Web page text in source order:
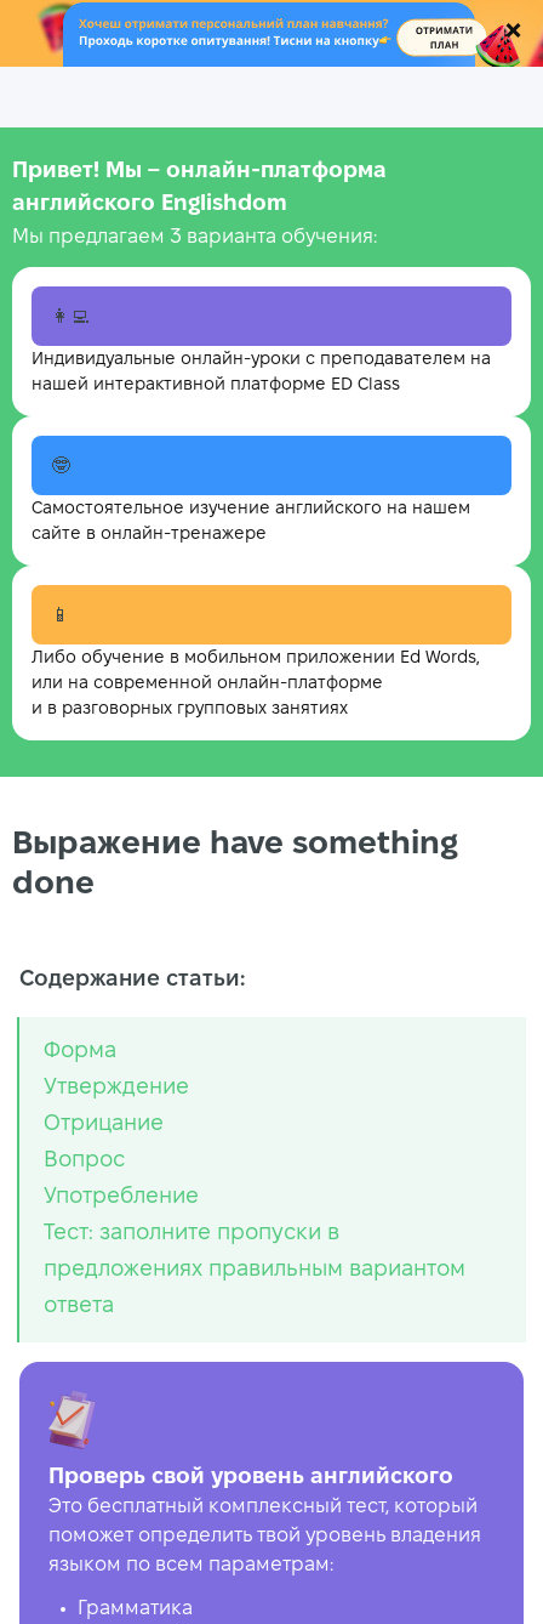
.
Привет! Мы – онлайн‑платформа
английского Englishdom
Мы предлагаем 3 варианта обучения:
👩‍💻
Индивидуальные онлайн-уроки с преподавателем на
нашей интерактивной платформе ED Class
🤓
Самостоятельное изучение английского на нашем
сайте в онлайн-тренажере
📱
Либо обучение в мобильном приложении Ed Words,
или на современной онлайн-платформе
и в разговорных групповых занятиях
Выражение have something
done
Содержание статьи:
Форма
Утверждение
Отрицание
Вопрос
Употребление
Тест: заполните пропуски в
предложениях правильным вариантом
ответа
Проверь свой уровень английского
Это бесплатный комплексный тест, который
поможет определить твой уровень владения
языком по всем параметрам:
Грамматика